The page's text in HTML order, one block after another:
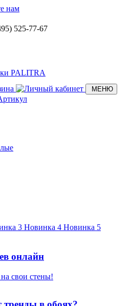
нам
525-77-67
МЕНЮ
3 Новинка 4 Новинка 5
онлайн
свои стены!